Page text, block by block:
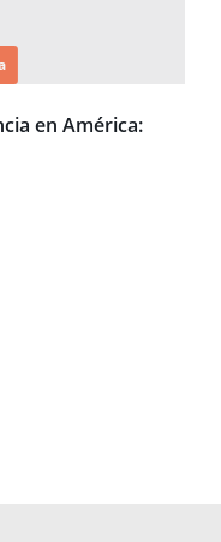
en América: